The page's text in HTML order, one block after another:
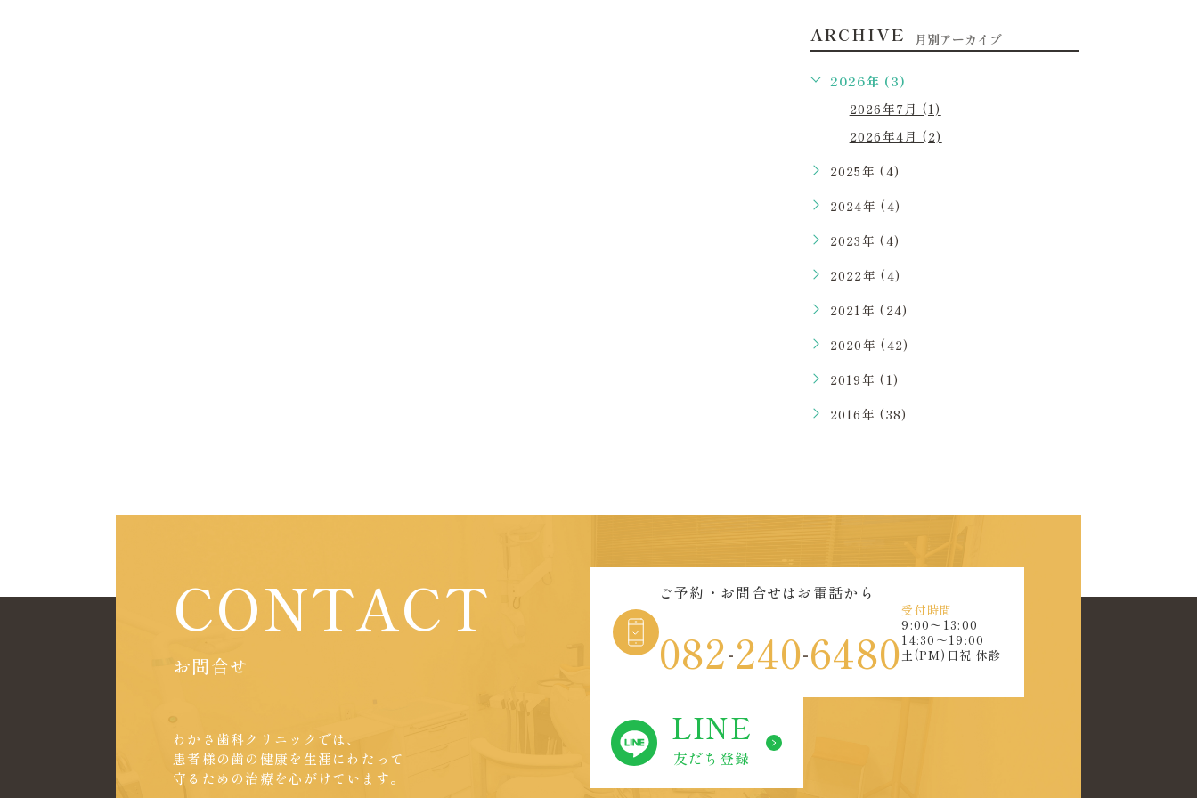
ARCHIVE 月別アーカイブ
2026年 (3)
2026年7月 (1)
2026年4月 (2)
2025年 (4)
2024年 (4)
2023年 (4)
2022年 (4)
2021年 (24)
2020年 (42)
2019年 (1)
2016年 (38)
CONTACT
お問合せ
わかさ歯科クリニックでは、
患者様の歯の健康を生涯にわたって
守るための治療を心がけています。
ご予約・お問合せはお電話から
082-240-6480
受付時間
9:00〜13:00
14:30～19:00
土(PM)日祝 休診
LINE
友だち登録